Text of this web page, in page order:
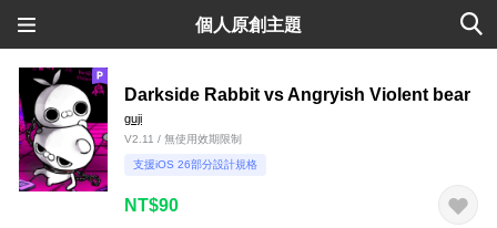
個人原創主題
Darkside Rabbit vs Angryish Violent bear
guji
V2.11 / 無使用效期限制
支援iOS 26部分設計規格
NT$90